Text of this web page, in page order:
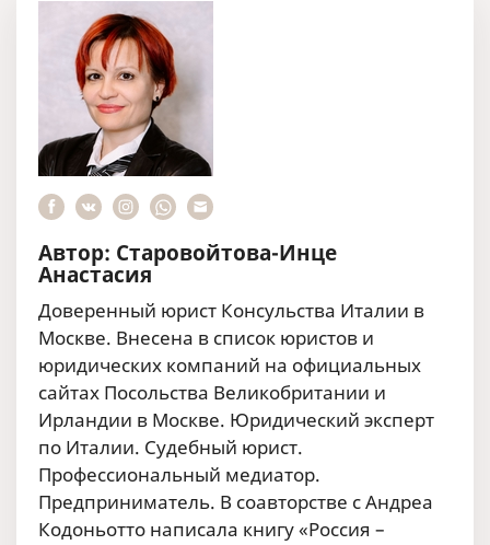
Автор: Старовойтова-Инце
Анастасия
Доверенный юрист Консульства Италии в
Москве. Внесена в список юристов и
юридических компаний на официальных
сайтах Посольства Великобритании и
Ирландии в Москве. Юридический эксперт
по Италии. Судебный юрист.
Профессиональный медиатор.
Предприниматель. В соавторстве с Андреа
Кодоньотто написала книгу «Россия –